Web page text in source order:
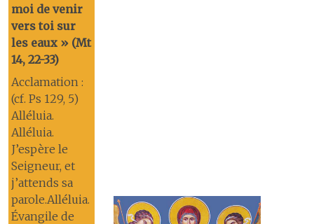
moi de venir
vers toi sur
les eaux » (Mt
14, 22-33)
Acclamation :
(cf. Ps 129, 5)
Alléluia.
Alléluia.
J’espère le
Seigneur, et
j’attends sa
parole.Alléluia.
Évangile de